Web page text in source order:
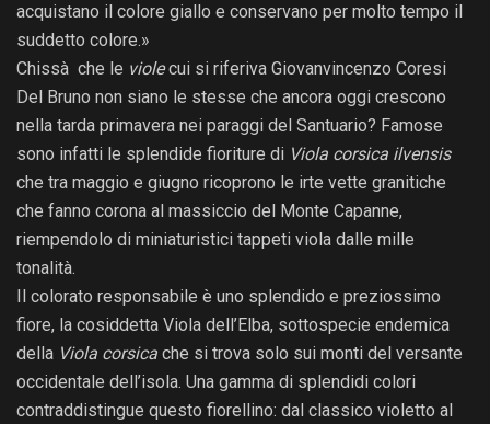
acquistano il colore giallo e conservano per molto tempo il
suddetto colore.»
Chissà che le violecui si riferiva Giovanvincenzo Coresi
Del Bruno non siano le stesse che ancora oggi crescono
nella tarda primavera nei paraggi del Santuario? Famose
sono infatti le splendide fioriture di Viola corsica ilvensis
che tra maggio e giugno ricoprono le irte vette granitiche
che fanno corona al massiccio del Monte Capanne,
riempendolo di miniaturistici tappeti viola dalle mille
tonalità.
Il colorato responsabile è uno splendido e preziossimo
fiore, la cosiddetta Viola dell’Elba, sottospecie endemica
della Viola corsica che si trova solo sui monti del versante
occidentale dell’isola. Una gamma di splendidi colori
contraddistingue questo fiorellino: dal classico violetto al